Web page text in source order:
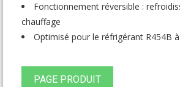
Fonctionnement réversible :
chauffage
Optimisé pour le réfrigérant R454B
PAGE PRODUIT